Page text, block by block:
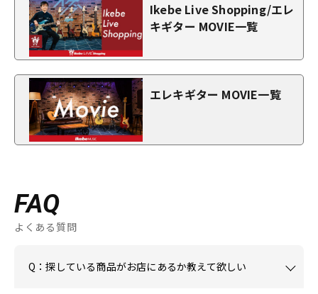
Ikebe Live Shopping/エレ
キギター MOVIE一覧
エレキギター MOVIE一覧
FAQ
よくある質問
Q：探している商品がお店にあるか教えて欲しい